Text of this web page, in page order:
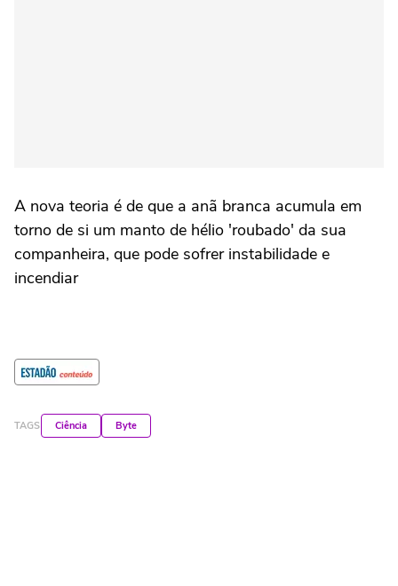
A nova teoria é de que a anã branca acumula em
torno de si um manto de hélio 'roubado' da sua
companheira, que pode sofrer instabilidade e
incendiar
TAGS Ciência Byte